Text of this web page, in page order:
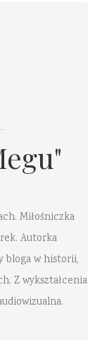
Miłośniczka
Autorka
bloga w historii,
Z wykształcenia